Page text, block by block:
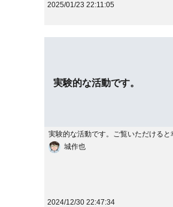
2025/01/23 22:11:05
実験的な活動です。
実験的な活動です。ご覧いただけると
城作也
2024/12/30 22:47:34